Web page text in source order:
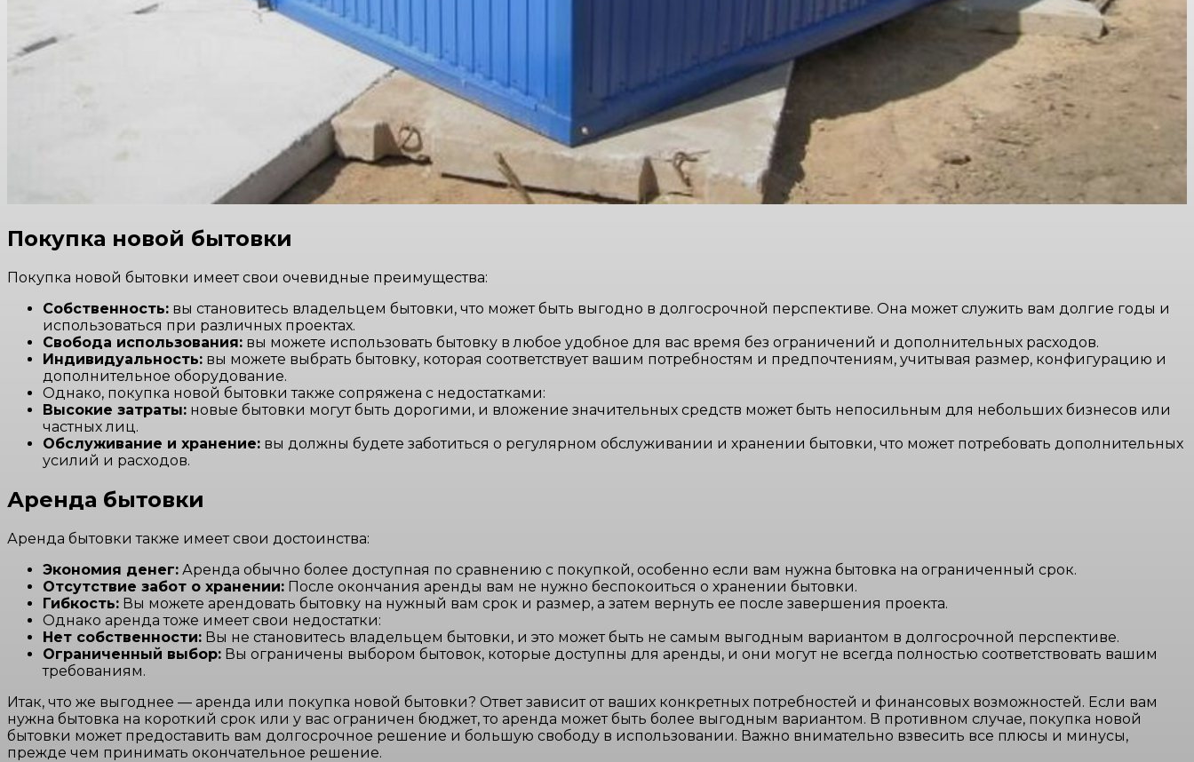
Покупка новой бытовки
Покупка новой бытовки имеет свои очевидные преимущества:
Собственность: вы становитесь владельцем бытовки, что может быть выгодно в долгосрочной перспективе. Она может служить вам долгие годы и
использоваться при различных проектах.
Свобода использования: вы можете использовать бытовку в любое удобное для вас время без ограничений и дополнительных расходов.
Индивидуальность: вы можете выбрать бытовку, которая соответствует вашим потребностям и предпочтениям, учитывая размер, конфигурацию и
дополнительное оборудование.
Однако, покупка новой бытовки также сопряжена с недостатками:
Высокие затраты: новые бытовки могут быть дорогими, и вложение значительных средств может быть непосильным для небольших бизнесов или
частных лиц.
Обслуживание и хранение: вы должны будете заботиться о регулярном обслуживании и хранении бытовки, что может потребовать дополнительных
усилий и расходов.
Аренда бытовки
Аренда бытовки также имеет свои достоинства:
Экономия денег: Аренда обычно более доступная по сравнению с покупкой, особенно если вам нужна бытовка на ограниченный срок.
Отсутствие забот о хранении: После окончания аренды вам не нужно беспокоиться о хранении бытовки.
Гибкость: Вы можете арендовать бытовку на нужный вам срок и размер, а затем вернуть ее после завершения проекта.
Однако аренда тоже имеет свои недостатки:
Нет собственности: Вы не становитесь владельцем бытовки, и это может быть не самым выгодным вариантом в долгосрочной перспективе.
Ограниченный выбор: Вы ограничены выбором бытовок, которые доступны для аренды, и они могут не всегда полностью соответствовать вашим
требованиям.
Итак, что же выгоднее — аренда или покупка новой бытовки? Ответ зависит от ваших конкретных потребностей и финансовых возможностей. Если вам
нужна бытовка на короткий срок или у вас ограничен бюджет, то аренда может быть более выгодным вариантом. В противном случае, покупка новой
бытовки может предоставить вам долгосрочное решение и большую свободу в использовании. Важно внимательно взвесить все плюсы и минусы,
прежде чем принимать окончательное решение.